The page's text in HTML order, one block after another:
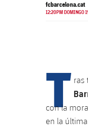
fcbarcelona.cat
12:20PM DOMINGO
T ras
con la
en la